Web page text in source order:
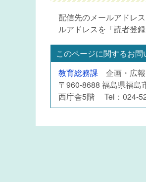
配信先のメールアドレ
ルアドレスを「読者登録
このページに関するお問
教育総務課 企画・広報
〒960-8688 福島県福島
西庁舎5階 Tel：024-